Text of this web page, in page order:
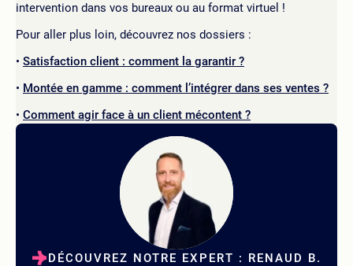
intervention dans vos bureaux ou au format virtuel !
Pour aller plus loin, découvrez nos dossiers :
Satisfaction client : comment la garantir ?
Montée en gamme : comment l’intégrer dans ses ventes ?
Comment agir face à un client mécontent ?
DÉCOUVREZ NOTRE EXPERT : RENAUD B.